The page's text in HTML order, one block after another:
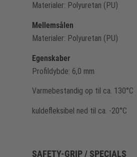
Materialer: Polyuretan (PU)
Mellemsålen
Materialer: Polyuretan (PU)
Egenskaber
Profildybde: 6,0 mm
Varmebestandig op til ca. 130°C
kuldefleksibel ned til ca. -20°C
SAFETY-GRIP / SPECIALS